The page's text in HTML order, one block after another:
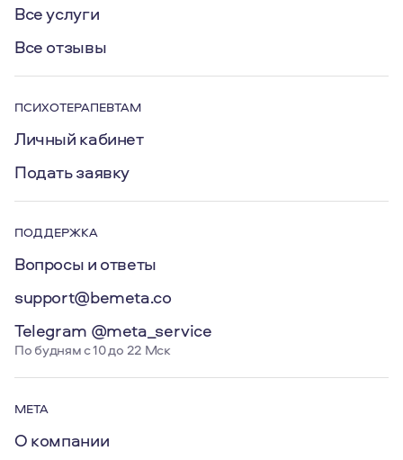
Все услуги
Все отзывы
ПСИХОТЕРАПЕВТАМ
Личный кабинет
Подать заявку
ПОДДЕРЖКА
Вопросы и ответы
support@bemeta.co
Telegram @meta_service
По будням с 10 до 22 Мск
МЕТА
О компании